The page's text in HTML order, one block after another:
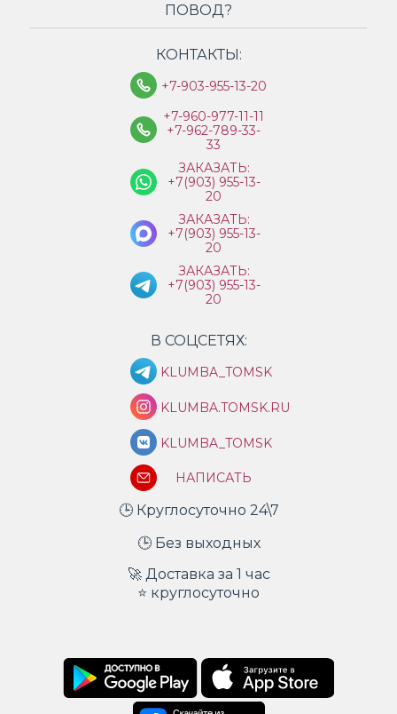
ПОВОД?
КОНТАКТЫ:
+7-903-955-13-20
+7-960-977-11-11
+7-962-789-33-
33
ЗАКАЗАТЬ:
+7(903) 955-13-
20
ЗАКАЗАТЬ:
+7(903) 955-13-
20
ЗАКАЗАТЬ:
+7(903) 955-13-
20
В СОЦСЕТЯХ:
KLUMBA_TOMSK
KLUMBA.TOMSK.RU
KLUMBA_TOMSK
НАПИСАТЬ
🕒 Круглосуточно 24\7
🕒 Без выходных
🚀 Доставка за 1 час
⭐ круглосуточно